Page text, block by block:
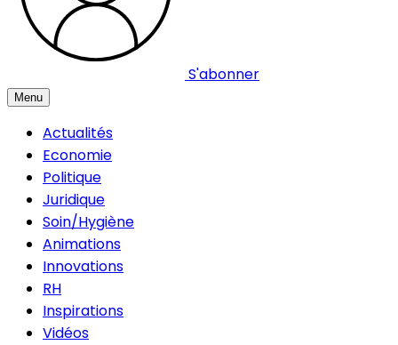
S'abonner
Menu
Actualités
Economie
Politique
Juridique
Soin/Hygiène
Animations
Innovations
RH
Inspirations
Vidéos